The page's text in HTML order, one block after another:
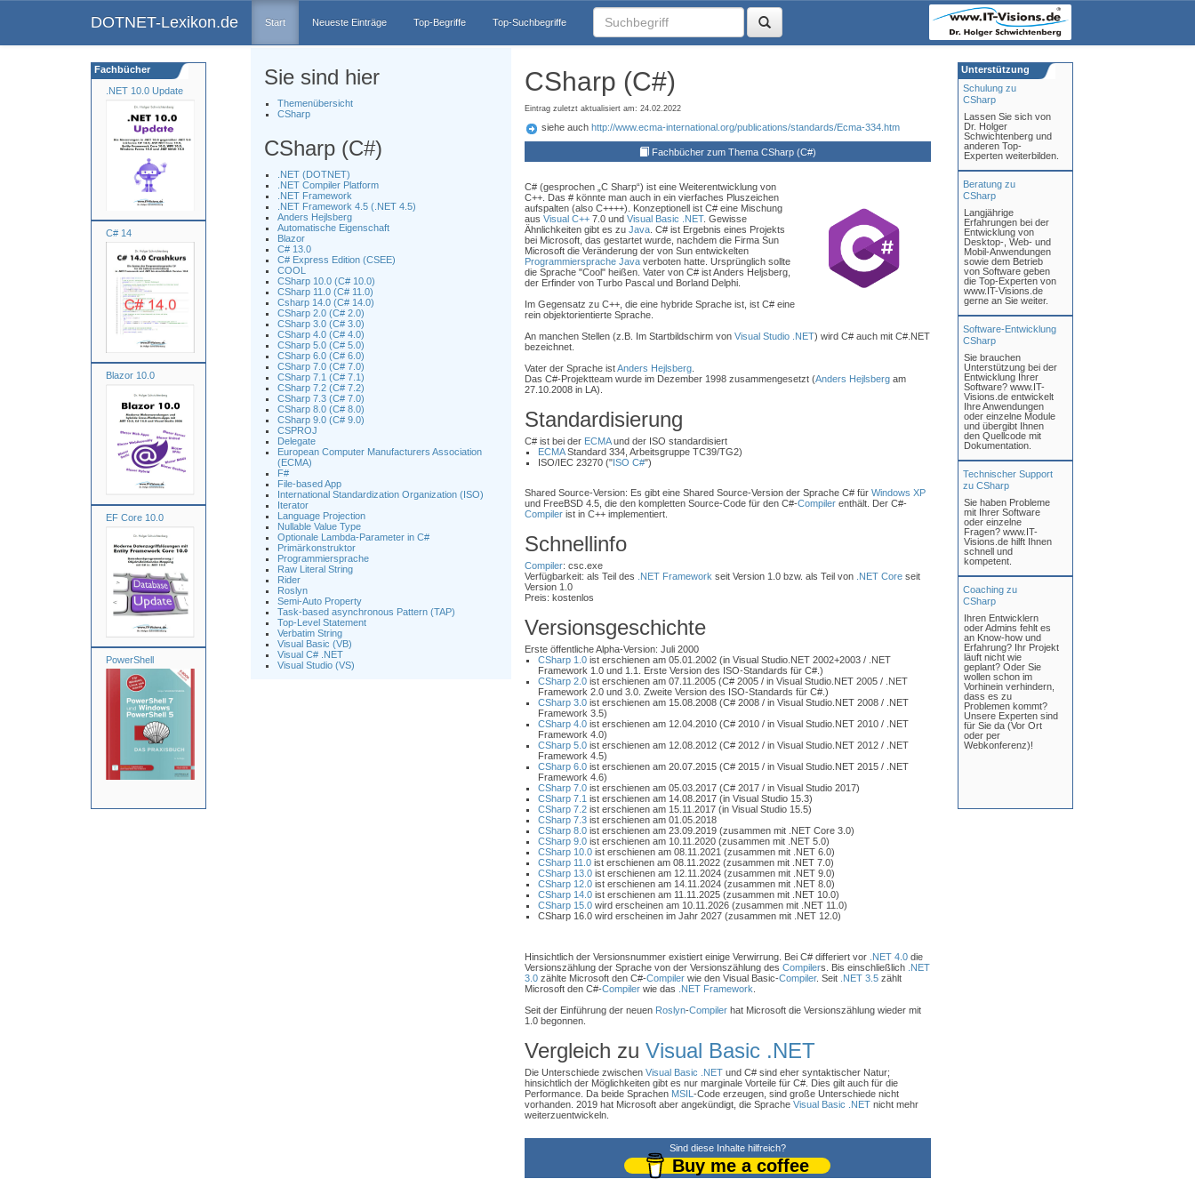
DOTNET-Lexikon.de Start Neueste Einträge Top-Begriffe Top-Suchbegriffe
.NET 10.0 Update
C# 14
Blazor 10.0
EF Core 10.0
PowerShell
Fachbücher Sie sind hier
Themenübersicht
CSharp
CSharp (C#)
.NET (DOTNET)
.NET Compiler Platform
.NET Framework
.NET Framework 4.5 (.NET 4.5)
Anders Hejlsberg
Automatische Eigenschaft
Blazor
C# 13.0
C# Express Edition (CSEE)
COOL
CSharp 10.0 (C# 10.0)
CSharp 11.0 (C# 11.0)
Csharp 14.0 (C# 14.0)
CSharp 2.0 (C# 2.0)
CSharp 3.0 (C# 3.0)
CSharp 4.0 (C# 4.0)
CSharp 5.0 (C# 5.0)
CSharp 6.0 (C# 6.0)
CSharp 7.0 (C# 7.0)
CSharp 7.1 (C# 7.1)
CSharp 7.2 (C# 7.2)
CSharp 7.3 (C# 7.0)
CSharp 8.0 (C# 8.0)
CSharp 9.0 (C# 9.0)
CSPROJ
Delegate
European Computer Manufacturers Association
(ECMA)
F#
File-based App
International Standardization Organization (ISO)
Iterator
Language Projection
Nullable Value Type
Optionale Lambda-Parameter in C#
Primärkonstruktor
Programmiersprache
Raw Literal String
Rider
Roslyn
Semi-Auto Property
Task-based asynchronous Pattern (TAP)
Top-Level Statement
Verbatim String
Visual Basic (VB)
Visual C# .NET
Visual Studio (VS)
CSharp (C#)
Eintrag zuletzt aktualisiert am: 24.02.2022
siehe auch http://www.ecma-international.org/publications/standards/Ecma-334.htm
Fachbücher zum Thema CSharp (C#)
C# (gesprochen „C Sharp“) ist eine Weiterentwicklung von
C++. Das # könnte man auch in ein vierfaches Pluszeichen
aufspalten (also C++++). Konzeptionell ist C# eine Mischung
aus Visual C++7.0 und Visual Basic .NET. Gewisse
Ähnlichkeiten gibt es zu Java. C# ist Ergebnis eines Projekts
bei Microsoft, das gestartet wurde, nachdem die Firma Sun
Microsoft die Veränderung der von Sun entwickelten
Programmiersprache Javaverboten hatte. Ursprünglich sollte
die Sprache "Cool" heißen. Vater von C# ist Anders Heljsberg,
der Erfinder von Turbo Pascal und Borland Delphi.
Im Gegensatz zu C++, die eine hybride Sprache ist, ist C# eine
rein objektorientierte Sprache.
An manchen Stellen (z.B. Im Startbildschirm von Visual Studio .NET) wird C# auch mit C#.NET
bezeichnet.
Vater der Sprache istAnders Hejlsberg.
Das C#-Projektteam wurde im Dezember 1998 zusammengesetzt (Anders Hejlsbergam
27.10.2008 in LA).
Standardisierung
C# ist bei der ECMAund der ISO standardisiert
ECMAStandard 334, Arbeitsgruppe TC39/TG2)
ISO/IEC 23270 ("ISO C#")
Shared Source-Version: Es gibt eine Shared Source-Version der Sprache C# für Windows XP
und FreeBSD 4.5, die den kompletten Source-Code für den C#-Compilerenthält. Der C#-
Compilerist in C++ implementiert.
Schnellinfo
Compiler: csc.exe
Verfügbarkeit: als Teil des
.NET Framework seit Version 1.0 bzw. als Teil von .NET Coreseit
Version 1.0
Preis: kostenlos
Versionsgeschichte
Erste öffentliche Alpha-Version: Juli 2000
CSharp 1.0ist erschienen am 05.01.2002 (in Visual Studio.NET 2002+2003 / .NET
Framework 1.0 und 1.1. Erste Version des ISO-Standards für C#.)
CSharp 2.0ist erschienen am 07.11.2005 (C# 2005 / in Visual Studio.NET 2005 / .NET
Framework 2.0 und 3.0. Zweite Version des ISO-Standards für C#.)
CSharp 3.0ist erschienen am 15.08.2008 (C# 2008 / in Visual Studio.NET 2008 / .NET
Framework 3.5)
CSharp 4.0ist erschienen am 12.04.2010 (C# 2010 / in Visual Studio.NET 2010 / .NET
Framework 4.0)
CSharp 5.0ist erschienen am 12.08.2012 (C# 2012 / in Visual Studio.NET 2012 / .NET
Framework 4.5)
CSharp 6.0ist erschienen am 20.07.2015 (C# 2015 / in Visual Studio.NET 2015 / .NET
Framework 4.6)
CSharp 7.0ist erschienen am 05.03.2017 (C# 2017 / in Visual Studio 2017)
CSharp 7.1 ist erschienen am 14.08.2017 (in Visual Studio 15.3)
CSharp 7.2ist erschienen am 15.11.2017 (in Visual Studio 15.5)
CSharp 7.3ist erschienen am 01.05.2018
CSharp 8.0ist erschienen am 23.09.2019 (zusammen mit .NET Core 3.0)
CSharp 9.0ist erschienen am 10.11.2020 (zusammen mit .NET 5.0)
CSharp 10.0ist erschienen am 08.11.2021 (zusammen mit .NET 6.0)
CSharp 11.0ist erschienen am 08.11.2022 (zusammen mit .NET 7.0)
CSharp 13.0ist erschienen am 12.11.2024 (zusammen mit .NET 9.0)
CSharp 12.0ist erschienen am 14.11.2024 (zusammen mit .NET 8.0)
CSharp 14.0ist erschienen am 11.11.2025 (zusammen mit .NET 10.0)
CSharp 15.0wird erscheinen am 10.11.2026 (zusammen mit .NET 11.0)
CSharp 16.0 wird erscheinen im Jahr 2027 (zusammen mit .NET 12.0)
Hinsichtlich der Versionsnummer existiert einige Verwirrung. Bei C# differiert vor .NET 4.0die
Versionszählung der Sprache von der Versionszählung des Compilers. Bis einschließlich .NET
3.0zählte Microsoft den C#-Compilerwie den Visual Basic-Compiler. Seit .NET 3.5zählt
Microsoft den C#-Compilerwie das .NET Framework
Seit der Einführung der neuen Roslyn-Compilerhat Microsoft die Versionszählung wieder mit
1.0 begonnen.
Vergleich zu Visual Basic .NET
Die Unterschiede zwischen Visual Basic .NETund C# sind eher syntaktischer Natur;
hinsichtlich der Möglichkeiten gibt es nur marginale Vorteile für C#. Dies gilt auch für die
Performance. Da beide Sprachen MSIL -Code erzeugen, sind große Unterschiede nicht
vorhanden. 2019 hat Microsoft aber angekündigt, die Sprache Visual Basic .NETnicht mehr
weiterzuentwickeln.
Sind diese Inhalte hilfreich?
Buy me a coffee
Schulung zu
CSharp
Lassen Sie sich von
Dr. Holger
Schwichtenberg und
anderen Top-
Experten weiterbilden.
Beratung zu
CSharp
Langjährige
Erfahrungen bei der
Entwicklung von
Desktop-, Web- und
Mobil-Anwendungen
sowie dem Betrieb
von Software geben
die Top-Experten von
www.IT-Visions.de
gerne an Sie weiter.
Software-Entwicklung
CSharp
Sie brauchen
Unterstützung bei der
Entwicklung Ihrer
Software? www.IT-
Visions.de entwickelt
Ihre Anwendungen
oder einzelne Module
und übergibt Ihnen
den Quellcode mit
Dokumentation.
Technischer Support
zu CSharp
Sie haben Probleme
mit Ihrer Software
oder einzelne
Fragen? www.IT-
Visions.de hilft Ihnen
schnell und
kompetent.
Coaching zu
CSharp
Ihren Entwicklern
oder Admins fehlt es
an Know-how und
Erfahrung? Ihr Projekt
läuft nicht wie
geplant? Oder Sie
wollen schon im
Vorhinein verhindern,
dass es zu
Problemen kommt?
Unsere Experten sind
für Sie da (Vor Ort
oder per
Webkonferenz)!
Unterstützung